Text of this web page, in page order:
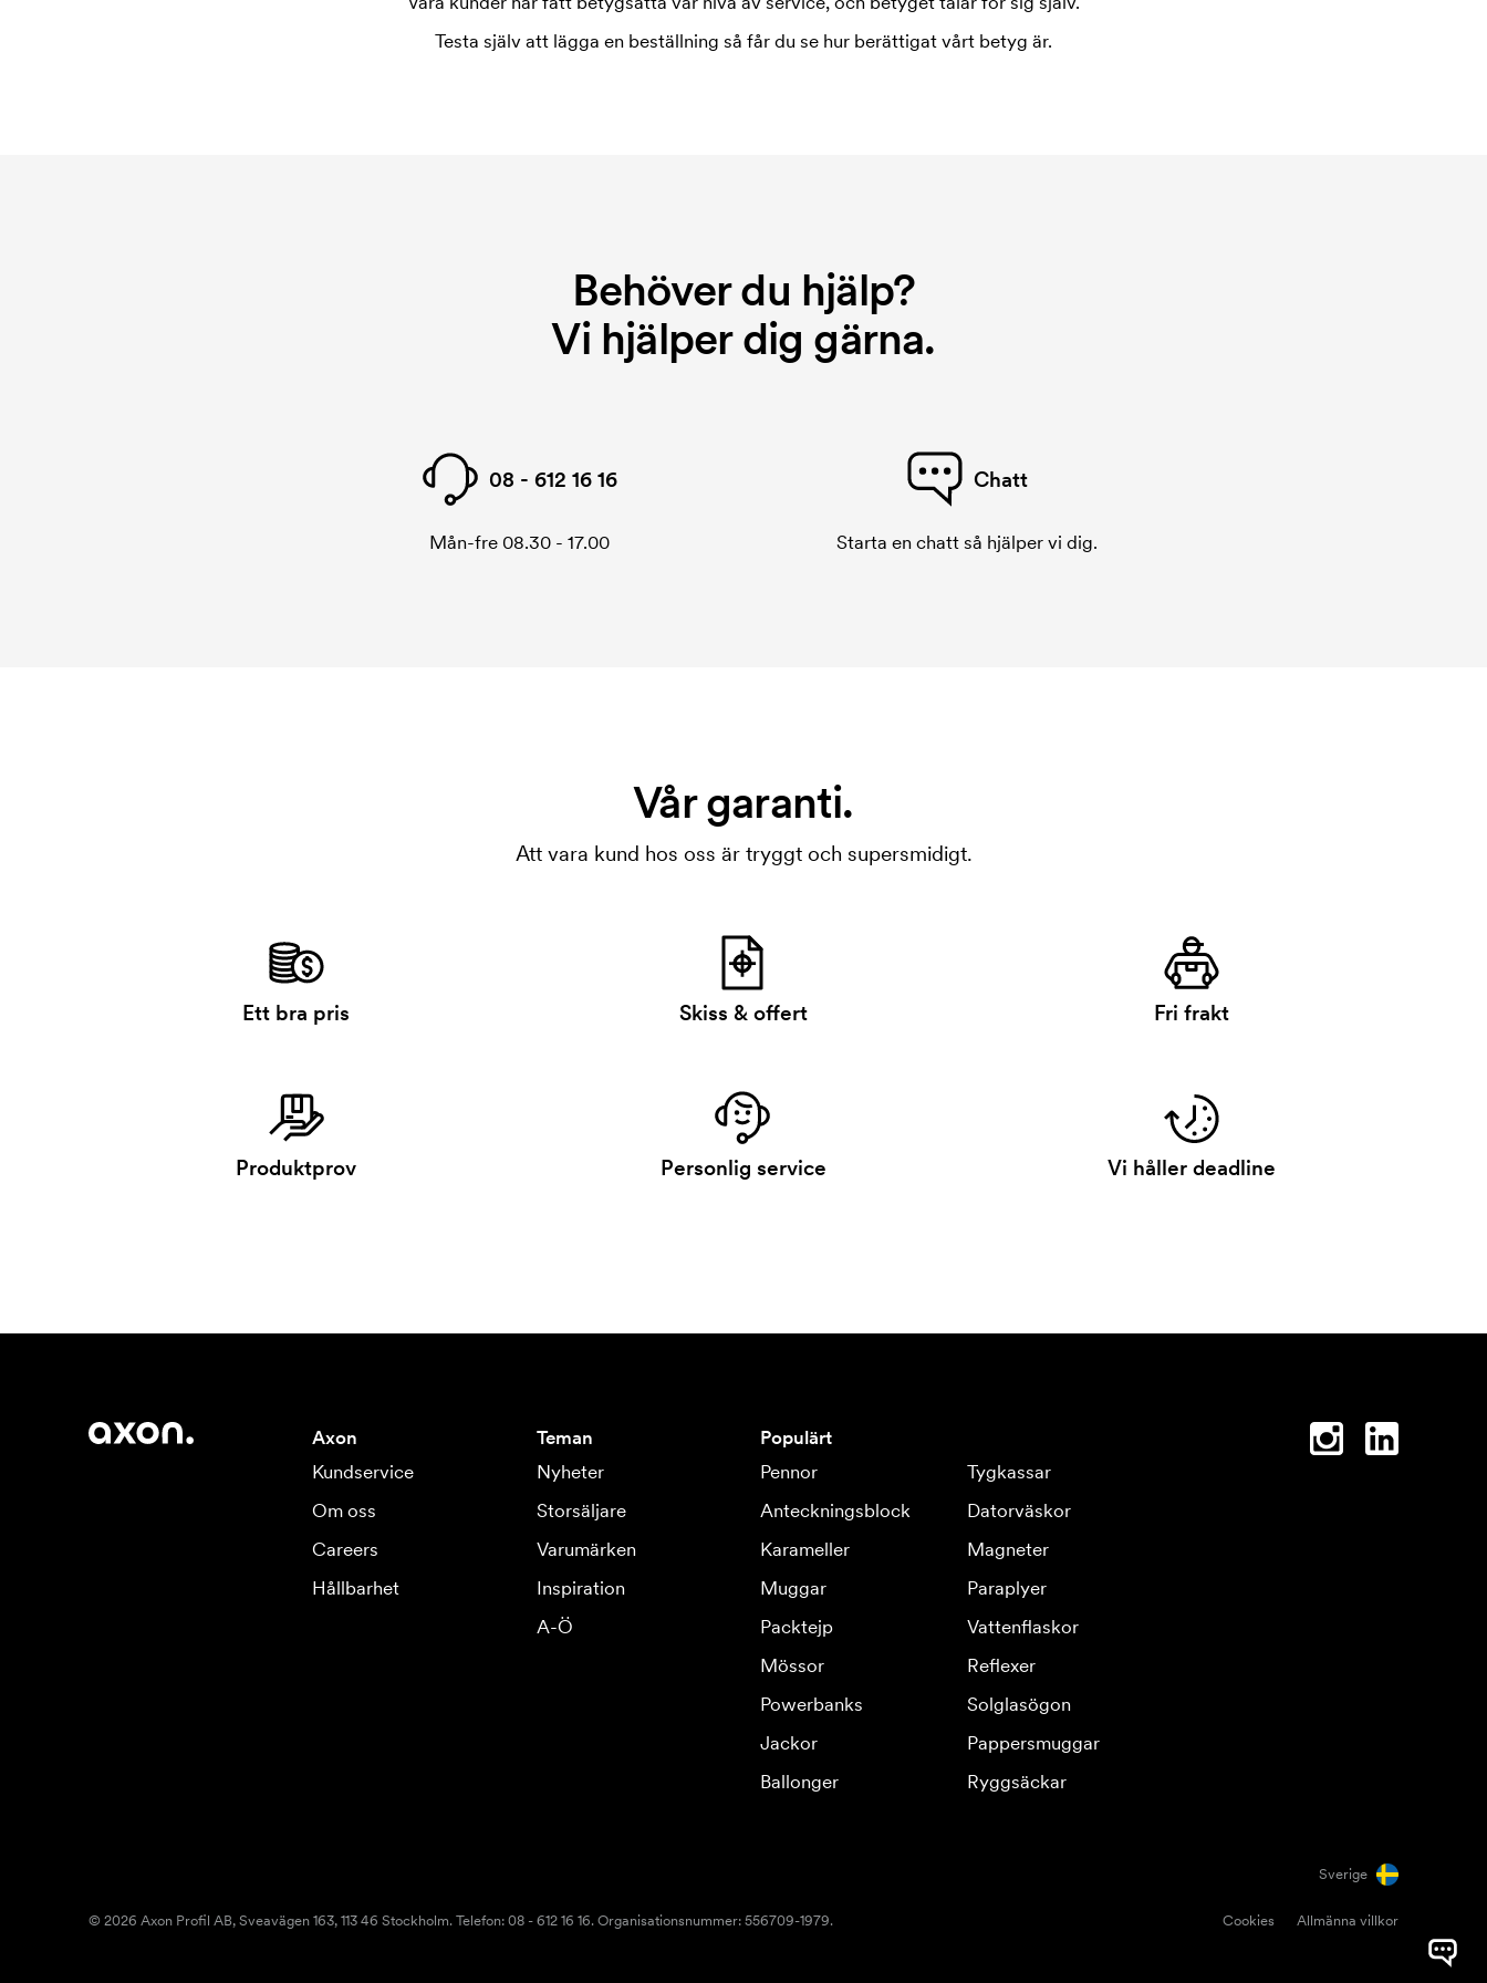
Testa själv att lägga en beställning så får du se hur berättigat vårt betyg är.
Behöver du hjälp?
Vi hjälper dig gärna.
08 - 612 16 16
Mån-fre 08.30 - 17.00
Chatt
Starta en chatt så hjälper vi dig.
Vår garanti.
Att vara kund hos oss är tryggt och supersmidigt.
Ett bra pris Skiss & offert Fri frakt
Produktprov Personlig service Vi håller deadline
Axon
Kundservice
Om oss
Careers
Hållbarhet
Teman
Nyheter
Storsäljare
Varumärken
Inspiration
A-Ö
Populärt
Pennor
Tygkassar
Anteckningsblock
Datorväskor
Karameller
Magneter
Muggar
Paraplyer
Packtejp
Vattenflaskor
Mössor
Reflexer
Powerbanks
Solglasögon
Jackor
Pappersmuggar
Ballonger
Ryggsäckar
Sverige
Cookies Allmänna villkor
© 2026 Axon Profil AB, Sveavägen 163, 113 46 Stockholm. Telefon: 08 - 612 16 16. Organisationsnummer: 556709-1979.